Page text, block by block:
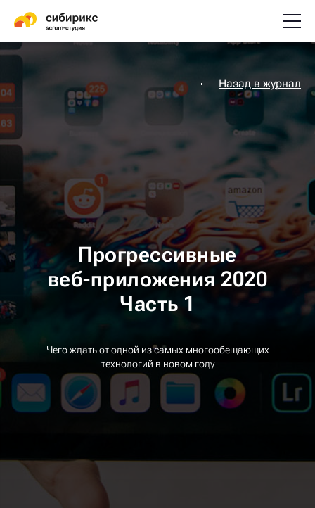
Назад в журнал
Прогрессивные
веб-приложения 2020
Часть 1
Чего ждать от одной из самых многообещающих
технологий в новом году